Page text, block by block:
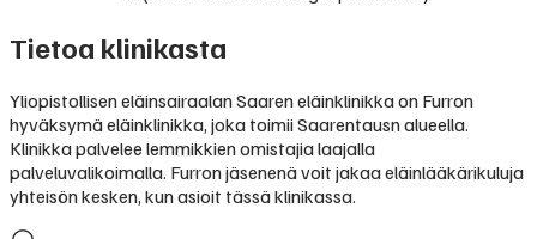
Tietoa klinikasta
Yliopistollisen eläinsairaalan Saaren eläinklinikka on Furron
hyväksymä eläinklinikka, joka toimii Saarentausn alueella.
Klinikka palvelee lemmikkien omistajia laajalla
palveluvalikoimalla. Furron jäsenenä voit jakaa eläinlääkärikuluja
yhteisön kesken, kun asioit tässä klinikassa.